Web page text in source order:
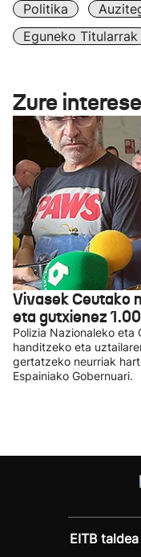
Politika
Eguneko Titularrak
Zure
Vivasek Ceutako
eta gutxienez
Polizia Nazionaleko eta
handitzeko eta
gertatzeko neurriak
Espainiako Gobernuari.
EITB taldea